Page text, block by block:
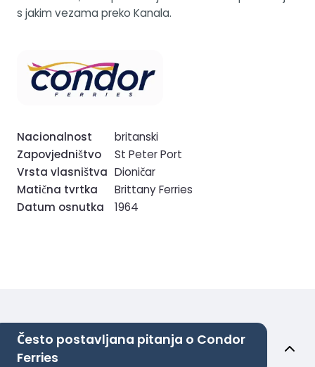
s jakim vezama preko Kanala.
Nacionalnost
britanski
Zapovjedništvo
St Peter Port
Vrsta vlasništva Dioničar
Matična tvrtka
Brittany Ferries
Datum osnutka
1964
Često postavljana pitanja o Condor
Ferries